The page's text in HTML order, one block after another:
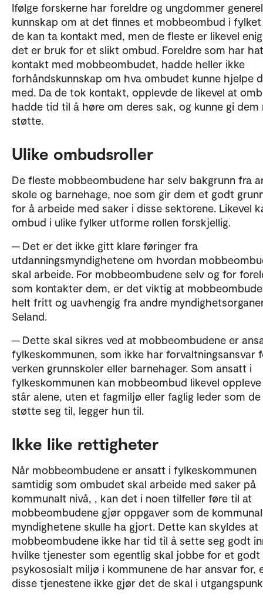
Ifølge forskerne har foreldre og ungdommer
kunnskap om at det finnes et mobbeombud i
de kan ta kontakt med, men de fleste er likevel
det er bruk for et slikt ombud. Foreldre som har
kontakt med mobbeombudet, hadde heller ikke
forhåndskunnskap om hva ombudet kunne hjelpe
med. Da de tok kontakt, opplevde de likevel at
hadde tid til å høre om deres sak, og kunne gi dem
støtte.
Ulike ombudsroller
De fleste mobbeombudene har selv bakgrunn fra
skole og barnehage, noe som gir dem et godt
for å arbeide med saker i disse sektorene. Likevel
ombud i ulike fylker utforme rollen forskjellig.
─ Det er det ikke gitt klare føringer fra
utdanningsmyndighetene om hvordan
skal arbeide. For mobbeombudene selv og for
som kontakter dem, er det viktig at
helt fritt og uavhengig fra andre
Seland.
─ Dette skal sikres ved at mobbeombudene er
fylkeskommunen, som ikke har forvaltningsansvar
verken grunnskoler eller barnehager. Som ansatt i
fylkeskommunen kan mobbeombud likevel
står alene, uten et fagmiljø eller faglig leder som
støtte seg til, legger hun til.
Ikke like rettigheter
Når mobbeombudene er ansatt i fylkeskommunen
samtidig som ombudet skal arbeide med saker på
kommunalt nivå, , kan det i noen tilfeller føre til at
mobbeombudene gjør oppgaver som de
myndighetene skulle ha gjort. Dette kan skyldes at
mobbeombudene ikke har tid til å sette seg godt
hvilke tjenester som egentlig skal jobbe for et godt
psykososialt miljø i kommunene de har ansvar for,
disse tjenestene ikke gjør det de skal i